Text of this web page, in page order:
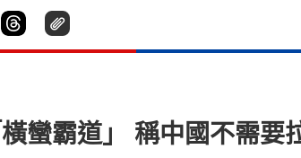
蠻霸道」 稱中國不需要